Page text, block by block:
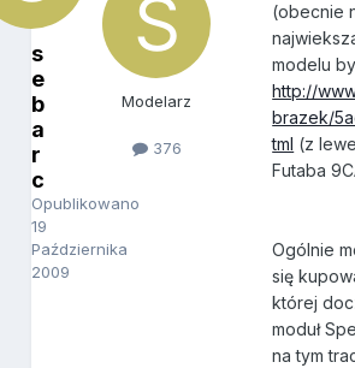
s
e
b
a
r
c
Opublikowano
19
Października
2009
Modelarz
376
(obecnie
modelu
http://
brazek/
tml (z
Futaba
Ogólnie
się
której
moduł
na tym